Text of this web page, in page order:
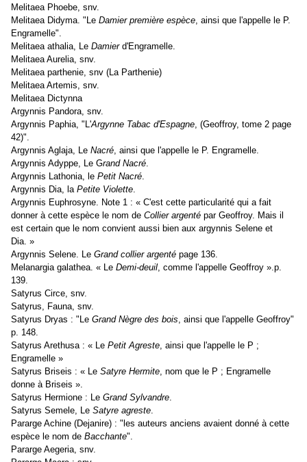
Melitaea Phoebe, snv.
Melitaea Didyma. "Le Damier première espèce, ainsi que l'appelle le P.
Engramelle".
Melitaea athalia, Le Damierd'Engramelle.
Melitaea Aurelia, snv.
Melitaea parthenie, snv (La Parthenie)
Melitaea Artemis, snv.
Melitaea Dictynna
Argynnis Pandora, snv.
Argynnis Paphia, "L'Argynne Tabac d'Espagne, (Geoffroy, tome 2 page
42)".
Argynnis Aglaja, Le Nacré, ainsi que l'appelle le P. Engramelle.
Argynnis Adyppe, Le Grand Nacré.
Argynnis Lathonia, le Petit Nacré.
Argynnis Dia, la Petite Violette.
Argynnis Euphrosyne. Note 1 : « C'est cette particularité qui a fait
donner à cette espèce le nom de Collier argenté par Geoffroy. Mais il
est certain que le nom convient aussi bien aux argynnis Selene et
Dia. »
Argynnis Selene. Le Grand collier argenté page 136.
Melanargia galathea. « Le Demi-deuil, comme l'appelle Geoffroy ».p.
139.
Satyrus Circe, snv.
Satyrus, Fauna, snv.
Satyrus Dryas : "Le Grand Nègre des bois, ainsi que l'appelle Geoffroy"
p. 148.
Satyrus Arethusa : « Le Petit Agreste, ainsi que l'appelle le P ;
Engramelle »
Satyrus Briseis : « Le Satyre Hermite, nom que le P ; Engramelle
donne à Briseis ».
Satyrus Hermione : Le Grand Sylvandre.
Satyrus Semele, Le Satyre agreste.
Pararge Achine (Dejanire) : "les auteurs anciens avaient donné à cette
espèce le nom de Bacchante".
Pararge Aegeria, snv.